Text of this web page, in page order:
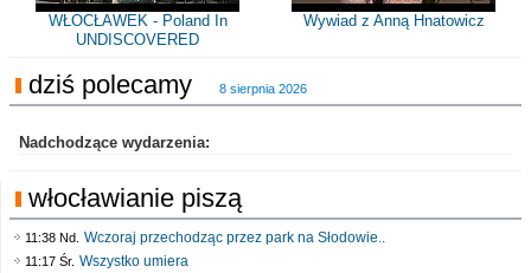
WŁOCŁAWEK - Poland In
UNDISCOVERED
Wywiad z Anną Hnatowicz
dziś polecamy 8 sierpnia 2026
Nadchodzące wydarzenia:
włocławianie piszą
11:38 Nd. Wczoraj przechodząc przez park na Słodowie..
11:17 Śr. Wszystko umiera